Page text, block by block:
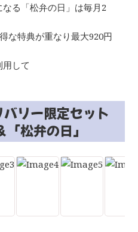
る「松弁の日」は毎月2
な特典が重なり最大920円
して
バリー限定セット
松弁の日」